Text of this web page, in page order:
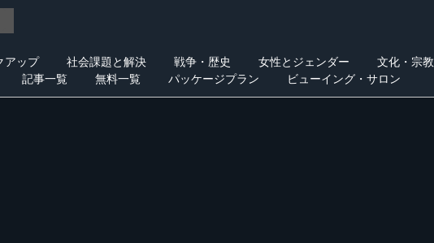
アップ 社会課題と解決 戦争・歴史 女性とジェンダー 文化・宗教
記事一覧
無料一覧 パッケージプラン ビューイング・サロン